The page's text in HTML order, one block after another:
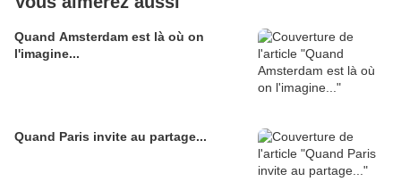
Quand Amsterdam est là où on
l'imagine...
Quand Paris invite au partage...